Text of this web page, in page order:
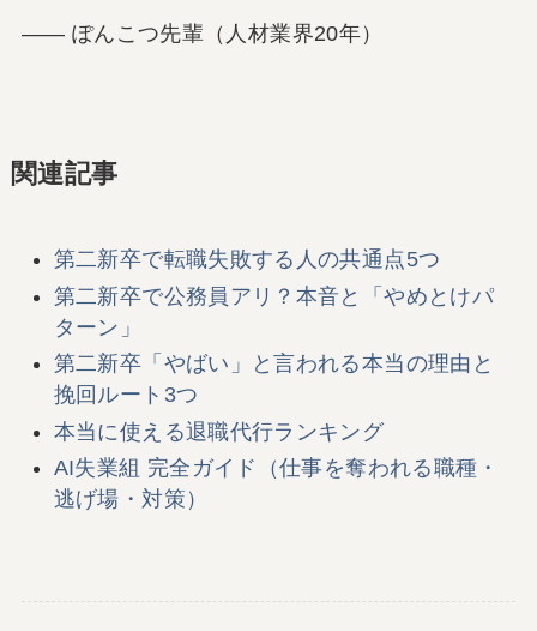
―― ぽんこつ先輩（人材業界20年）
関連記事
第二新卒で転職失敗する人の共通点5つ
第二新卒で公務員アリ？本音と「やめとけパ
ターン」
第二新卒「やばい」と言われる本当の理由と
挽回ルート3つ
本当に使える退職代行ランキング
AI失業組 完全ガイド（仕事を奪われる職種・
逃げ場・対策）